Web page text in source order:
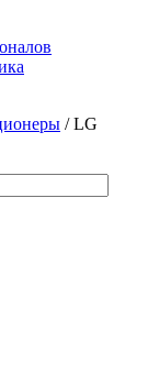
/ LG